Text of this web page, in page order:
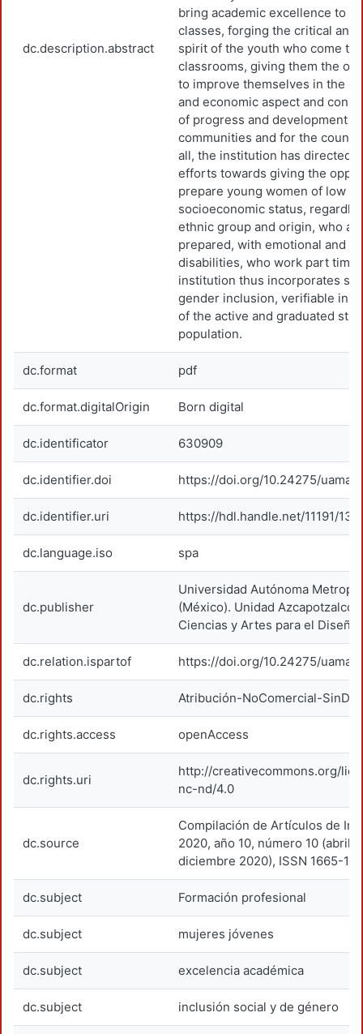
dc.description.abstract
bring academic excellence to
classes, forging the critical and
spirit of the youth who come to
classrooms, giving them the
to improve themselves in the
and economic aspect and
of progress and development
communities and for the
all, the institution has directed
efforts towards giving the
prepare young women of low
socioeconomic status,
ethnic group and origin, who
prepared, with emotional and /
disabilities, who work part
institution thus incorporates
gender inclusion, verifiable in
of the active and graduated
population.
dc.format pdf
dc.format.digitalOrigin Born digital
dc.identificator 630909
dc.identifier.doi https://doi.org/10.24275/
dc.identifier.uri https://hdl.handle.net/11191/
dc.language.iso spa
dc.publisher
Universidad Autónoma
(México). Unidad Azcapotzalco.
Ciencias y Artes para el Diseño.
dc.relation.ispartof https://doi.org/10.24275/
dc.rights Atribución-NoComercial-
dc.rights.access openAccess
dc.rights.uri
http://creativecommons.org/
nc-nd/4.0
dc.source
Compilación de Artículos de
2020, año 10, número 10 (abril
diciembre 2020), ISSN 1665-
dc.subject Formación profesional
dc.subject mujeres jóvenes
dc.subject excelencia académica
dc.subject inclusión social y de género